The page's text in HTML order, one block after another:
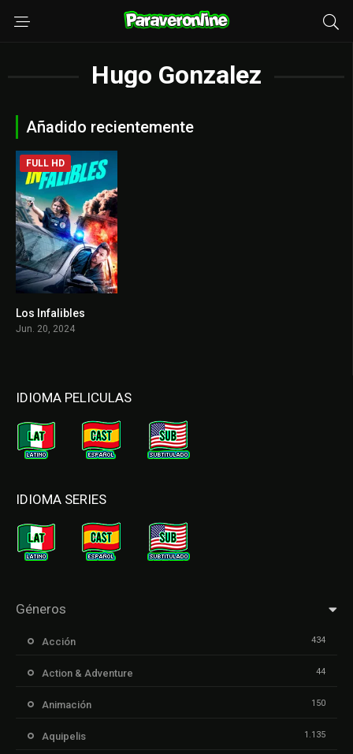
Hugo Gonzalez
Añadido recientemente
FULL HD
Los Infalibles
Jun. 20, 2024
IDIOMA PELICULAS
IDIOMA SERIES
Géneros
Acción 434
Action & Adventure 44
Animación 150
Aquipelis 1.135